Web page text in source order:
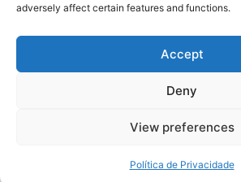
adversely affect certain features and functions.
Accept
Deny
View preferences
Política de Privacidade
Recent
A WordPress Commenterem
© 2026 basviral.com • Built with